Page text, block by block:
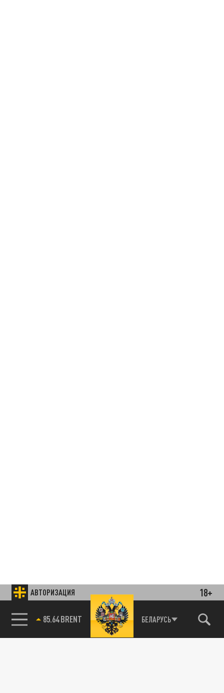
АВТОРИЗАЦИЯ 18+
85.64 BRENT БЕЛАРУСЬ